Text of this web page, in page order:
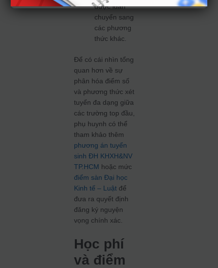
được luân
chuyển sang
các phương
thức khác.
Để có cái nhìn tổng
quan hơn về sự
phân hóa điểm số
và phương thức xét
tuyển đa dạng giữa
các trường top đầu,
phụ huynh có thể
tham khảo thêm
phương án tuyển
sinh ĐH KHXH&NV
TP.HCM hoặc mức
điểm sàn Đại học
Kinh tế – Luật để
đưa ra quyết định
đăng ký nguyện
vọng chính xác.
Học phí
và điểm